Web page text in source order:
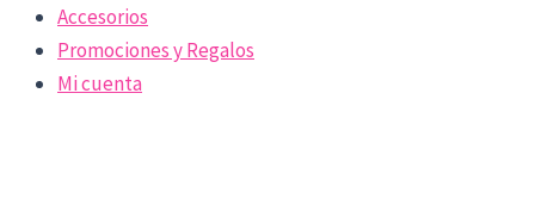
Accesorios
Promociones y Regalos
Mi cuenta